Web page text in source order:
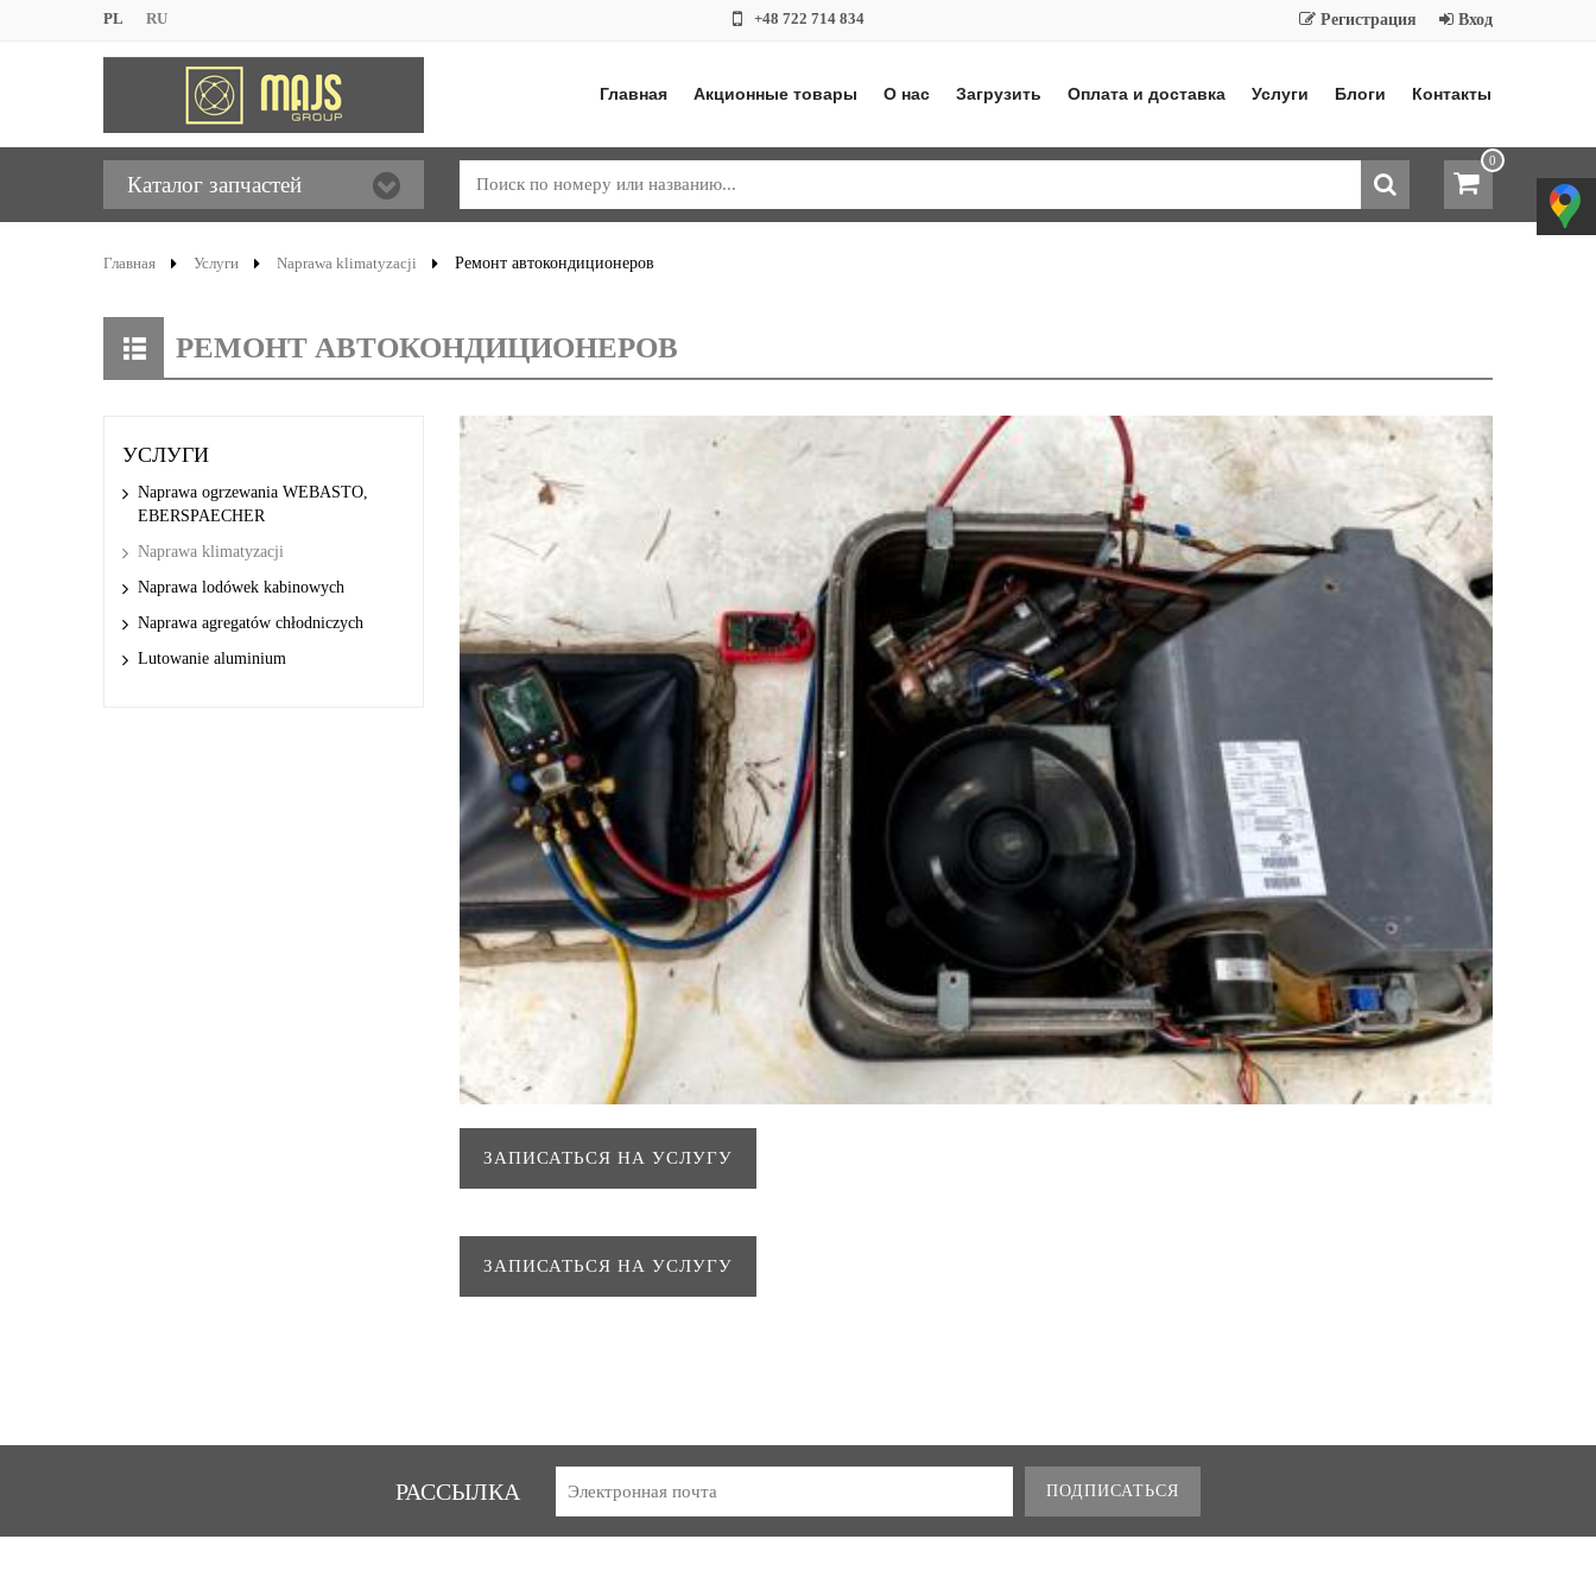
PL RU +48 722 714 834 Регистрация Вход
Главная Акционные товары О нас Загрузить Оплата и доставка Услуги Блоги Контакты
Каталог запчастей
0
Главная Услуги Naprawa klimatyzacji Ремонт автокондиционеров
РЕМОНТ АВТОКОНДИЦИОНЕРОВ
УСЛУГИ
Naprawa ogrzewania WEBASTO,
EBERSPAECHER
Naprawa klimatyzacji
Naprawa lodówek kabinowych
Naprawa agregatów chłodniczych
Lutowanie aluminium
ЗАПИСАТЬСЯ НА УСЛУГУ
ЗАПИСАТЬСЯ НА УСЛУГУ
РАССЫЛКА ПОДПИСАТЬСЯ